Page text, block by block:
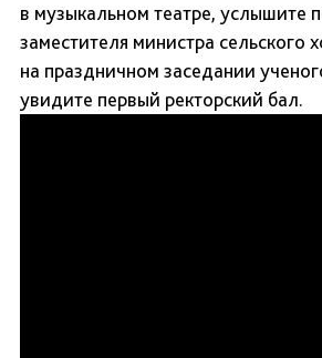
в музыкальном театре, услышите
заместителя министра сельского
на праздничном заседании
увидите первый ректорский бал.